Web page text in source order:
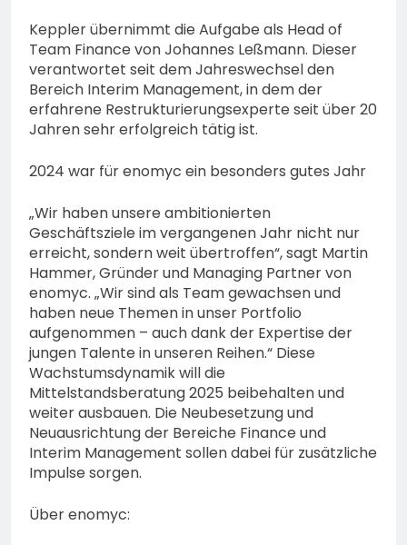
Keppler übernimmt die Aufgabe als Head of
Team Finance von Johannes Leßmann. Dieser
verantwortet seit dem Jahreswechsel den
Bereich Interim Management, in dem der
erfahrene Restrukturierungsexperte seit über 20
Jahren sehr erfolgreich tätig ist.
2024 war für enomyc ein besonders gutes Jahr
„Wir haben unsere ambitionierten
Geschäftsziele im vergangenen Jahr nicht nur
erreicht, sondern weit übertroffen“, sagt Martin
Hammer, Gründer und Managing Partner von
enomyc. „Wir sind als Team gewachsen und
haben neue Themen in unser Portfolio
aufgenommen – auch dank der Expertise der
jungen Talente in unseren Reihen.“ Diese
Wachstumsdynamik will die
Mittelstandsberatung 2025 beibehalten und
weiter ausbauen. Die Neubesetzung und
Neuausrichtung der Bereiche Finance und
Interim Management sollen dabei für zusätzliche
Impulse sorgen.
Über enomyc: